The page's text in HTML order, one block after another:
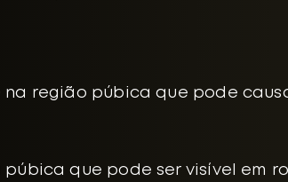
na região púbica que pode
que pode ser visível em